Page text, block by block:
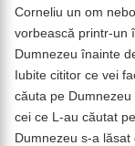
Corneliu un om
vorbească printr-un
Dumnezeu înainte
Iubite cititor ce vei
căuta pe
cei ce L-au căutat
Dumnezeu s-a